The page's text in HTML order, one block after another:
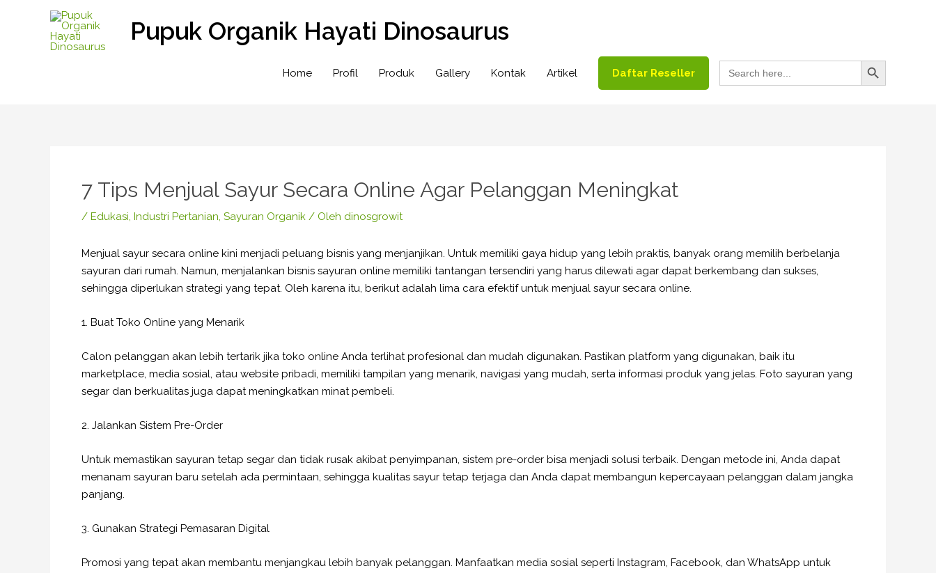
Pupuk Organik Hayati Dinosaurus
Home Profil Produk Gallery Kontak Artikel Daftar Reseller
Search
for:
Search Button
7 Tips Menjual Sayur Secara Online Agar Pelanggan Meningkat
/ Edukasi, Industri Pertanian, Sayuran Organik / Oleh dinosgrowit
Menjual sayur secara online kini menjadi peluang bisnis yang menjanjikan. Untuk memiliki gaya hidup yang lebih praktis, banyak orang memilih berbelanja
sayuran dari rumah. Namun, menjalankan bisnis sayuran online memiliki tantangan tersendiri yang harus dilewati agar dapat berkembang dan sukses,
sehingga diperlukan strategi yang tepat. Oleh karena itu, berikut adalah lima cara efektif untuk menjual sayur secara online.
1. Buat Toko Online yang Menarik
Calon pelanggan akan lebih tertarik jika toko online Anda terlihat profesional dan mudah digunakan. Pastikan platform yang digunakan, baik itu
marketplace, media sosial, atau website pribadi, memiliki tampilan yang menarik, navigasi yang mudah, serta informasi produk yang jelas. Foto sayuran yang
segar dan berkualitas juga dapat meningkatkan minat pembeli.
2. Jalankan Sistem Pre-Order
Untuk memastikan sayuran tetap segar dan tidak rusak akibat penyimpanan, sistem pre-order bisa menjadi solusi terbaik. Dengan metode ini, Anda dapat
menanam sayuran baru setelah ada permintaan, sehingga kualitas sayur tetap terjaga dan Anda dapat membangun kepercayaan pelanggan dalam jangka
panjang.
3. Gunakan Strategi Pemasaran Digital
Promosi yang tepat akan membantu menjangkau lebih banyak pelanggan. Manfaatkan media sosial seperti Instagram, Facebook, dan WhatsApp untuk